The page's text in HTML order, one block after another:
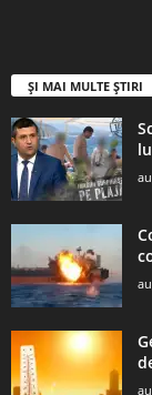
ȘI MAI MULTE ȘTIRI